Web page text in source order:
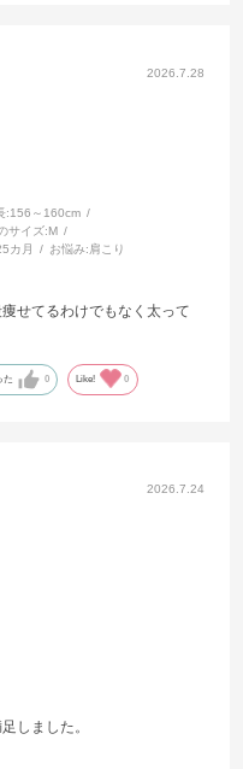
2026.7.28
:156～160cm
サイズ:M
カ月 お悩み:肩こり
せてるわけでもなく太って
た 0 Like! 0
2026.7.24
しました。